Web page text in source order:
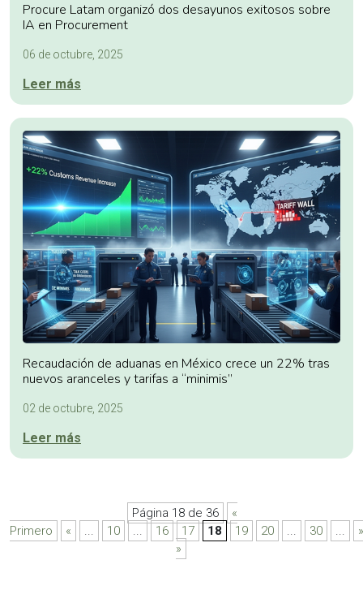
Procure Latam organizó dos desayunos exitosos sobre
IA en Procurement
06 de octubre, 2025
Leer más
Recaudación de aduanas en México crece un 22% tras
nuevos aranceles y tarifas a “minimis”
02 de octubre, 2025
Leer más
Página 18 de 36
«
Primero
« ... 10 ... 16 17 18 19 20 ... 30 ...
»
»